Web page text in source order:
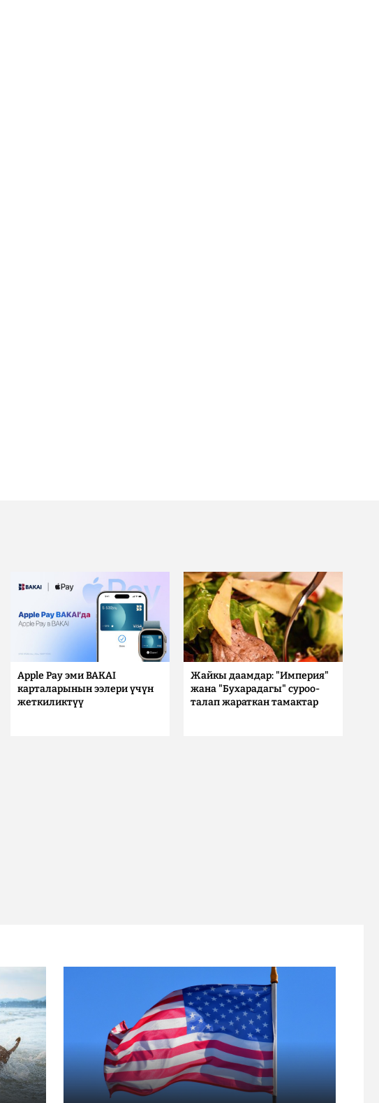
Apple Pay эми BAKAI
карталарынын ээлери үчүн
жеткиликтүү
Жайкы даамдар: "Империя"
жана "Бухарадагы" суроо-
талап жараткан тамактар